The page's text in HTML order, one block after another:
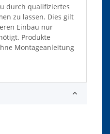
durch qualifiziertes
zu lassen. Dies gilt
Einbau nur
Produkte
Montageanleitung